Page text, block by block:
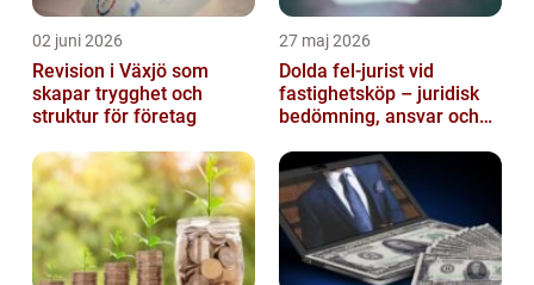
02 juni 2026
Revision i Växjö som
skapar trygghet och
struktur för företag
27 maj 2026
Dolda fel-jurist vid
fastighetsköp – juridisk
bedömning, ansvar och
tvister...